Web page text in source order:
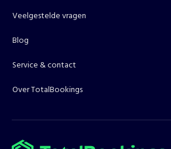
Veelgestelde vragen
Blog
Service & contact
Over TotalBookings